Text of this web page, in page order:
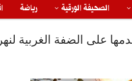
الصحيفة الورقية رياضة
على الضفة الغربية